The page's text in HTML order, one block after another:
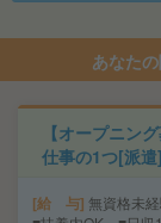
あなた
【オープニン
仕事の1つ[派遣]
給 与 無資格未